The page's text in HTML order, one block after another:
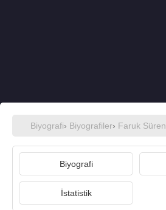
Biyografi› Biyografiler› Faruk Süren
Biyografi
İstatistik